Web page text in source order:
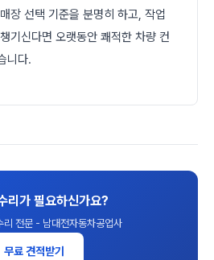
장 선택 기준을 분명히 하고, 작업
기신다면 오랫동안 쾌적한 차량 컨
니다.
리가 필요하신가요?
리 전문 - 남대전자동차공업사
무료 견적받기